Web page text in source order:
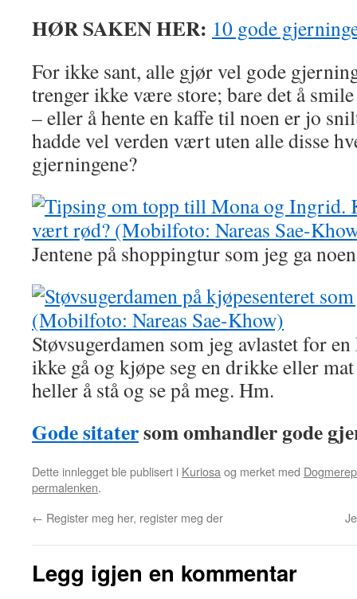
HØR SAKEN HER: 10 gode
For ikke sant, alle gjør vel gode
trenger ikke være store; bare det å
– eller å hente en kaffe til noen er jo
hadde vel verden vært uten alle disse
gjerningene?
Jentene på shoppingtur som jeg ga
Støvsugerdamen som jeg avlastet for
ikke gå og kjøpe seg en drikke eller
heller å stå og se på meg. Hm.
Gode sitatersom omhandler gode
Dette innlegget ble publisert i Kuriosa og merket med
permalenken.
← Register meg her, register meg der
Legg igjen en kommentar